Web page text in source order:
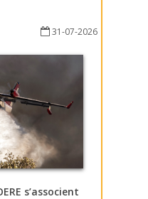
31-07-2026
s’associent